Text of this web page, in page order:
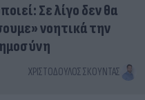
Σε λίγο δεν θα
νοητικά την
ΧΡΙΣΤΌΔΟΥΛΟΣ ΣΚΟΎΝΤΑΣ